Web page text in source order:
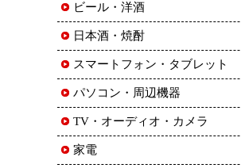
ビール・洋酒
日本酒・焼酎
スマートフォン・タブレット
パソコン・周辺機器
TV・オーディオ・カメラ
家電